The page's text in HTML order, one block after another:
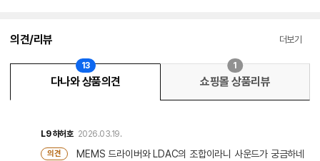
의견/리뷰 더보기
다나와 상품의견
13
쇼핑몰 상품리뷰
1
L9 하허호 2026.03.19.
의견
MEMS 드라이버와 LDAC의 조합이라니 사운드가 궁금하네